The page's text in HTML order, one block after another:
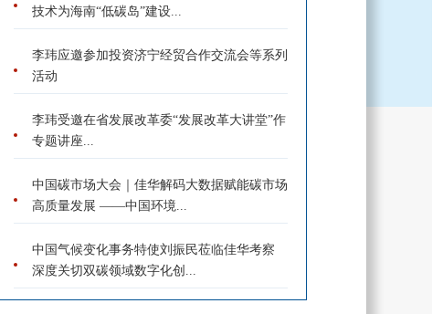
技术为海南“低碳岛”建设...
李玮应邀参加投资济宁经贸合作交流会等系列
活动
李玮受邀在省发展改革委“发展改革大讲堂”作
专题讲座...
中国碳市场大会｜佳华解码大数据赋能碳市场
高质量发展 ——中国环境...
中国气候变化事务特使刘振民莅临佳华考察
深度关切双碳领域数字化创...